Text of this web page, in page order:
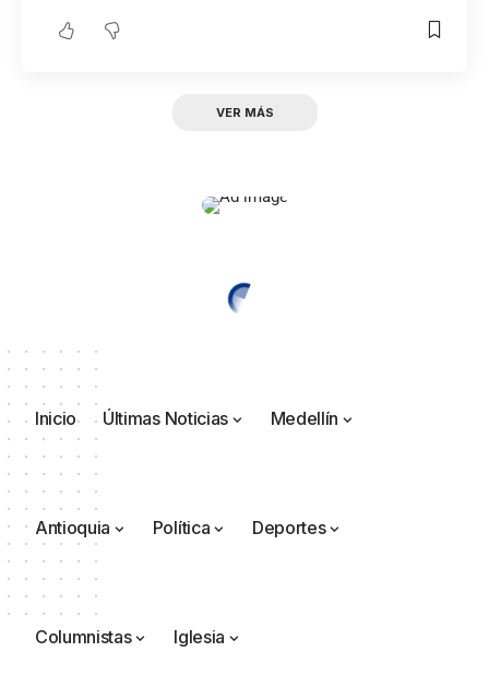
VER MÁS
Inicio Últimas Noticias Medellín
Antioquia Política Deportes
Columnistas Iglesia